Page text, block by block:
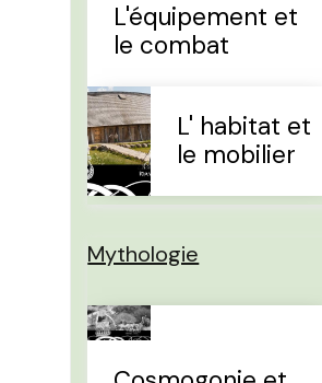
L'équipement et
le combat
L' habitat et
le mobilier
Mythologie